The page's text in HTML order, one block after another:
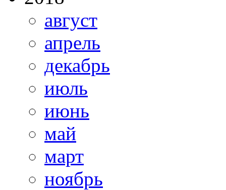
август
апрель
декабрь
июль
июнь
май
март
ноябрь